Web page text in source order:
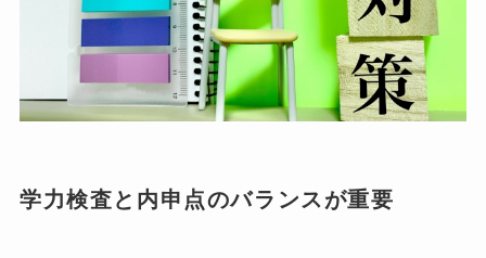
学力検査と内申点のバランスが重要